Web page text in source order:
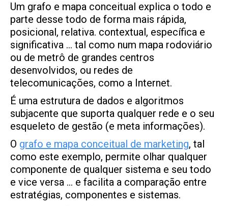
Um grafo e mapa conceitual explica o todo e
parte desse todo de forma mais rápida,
posicional, relativa. contextual, específica e
significativa … tal como num mapa rodoviário
ou de metrô de grandes centros
desenvolvidos, ou redes de
telecomunicações, como a Internet.
É uma estrutura de dados e algoritmos
subjacente que suporta qualquer rede e o seu
esqueleto de gestão (e meta informações).
O grafo e mapa conceitual de marketing, tal
como este exemplo, permite olhar qualquer
componente de qualquer sistema e seu todo
e vice versa … e facilita a comparação entre
estratégias, componentes e sistemas.